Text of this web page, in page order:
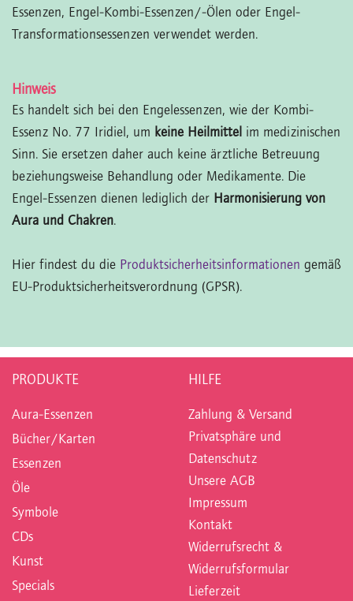
Essenzen, Engel-Kombi-Essenzen/-Ölen oder Engel-
Transformationsessenzen verwendet werden.
Hinweis
Es handelt sich bei den Engelessenzen, wie der Kombi-
Essenz No. 77 Iridiel, um keine Heilmittel im medizinischen
Sinn. Sie ersetzen daher auch keine ärztliche Betreuung
beziehungsweise Behandlung oder Medikamente. Die
Engel-Essenzen dienen lediglich der Harmonisierung von
Aura und Chakren.
Hier findest du die Produktsicherheitsinformationen gemäß
EU-Produktsicherheitsverordnung (GPSR).
PRODUKTE
Aura-Essenzen
Bücher/Karten
Essenzen
Öle
Symbole
CDs
Kunst
Specials
HILFE
Zahlung & Versand
Privatsphäre und
Datenschutz
Unsere AGB
Impressum
Kontakt
Widerrufsrecht &
Widerrufsformular
Lieferzeit